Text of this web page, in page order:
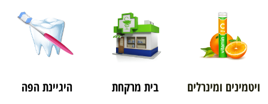
ויטמינים ומינרלים בית מרקחת היגיינת הפה